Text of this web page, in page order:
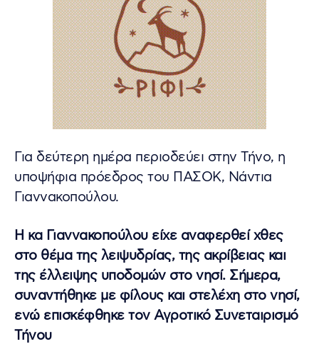
Για δεύτερη ημέρα περιοδεύει στην Τήνο, η
υποψήφια πρόεδρος του ΠΑΣΟΚ, Νάντια
Γιαννακοπούλου.
Η κα Γιαννακοπούλου είχε αναφερθεί χθες
στο θέμα της λειψυδρίας, της ακρίβειας και
της έλλειψης υποδομών στο νησί. Σήμερα,
συναντήθηκε με φίλους και στελέχη στο νησί,
ενώ επισκέφθηκε τον Αγροτικό Συνεταιρισμό
Τήνου